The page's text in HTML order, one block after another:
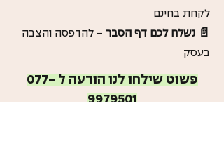
לקחת בחינם
📄 נשלח לכם דף הסבר - להדפסה והצבה
בעסק
פשוט שילחו לנו הודעה ל 077-
9979501